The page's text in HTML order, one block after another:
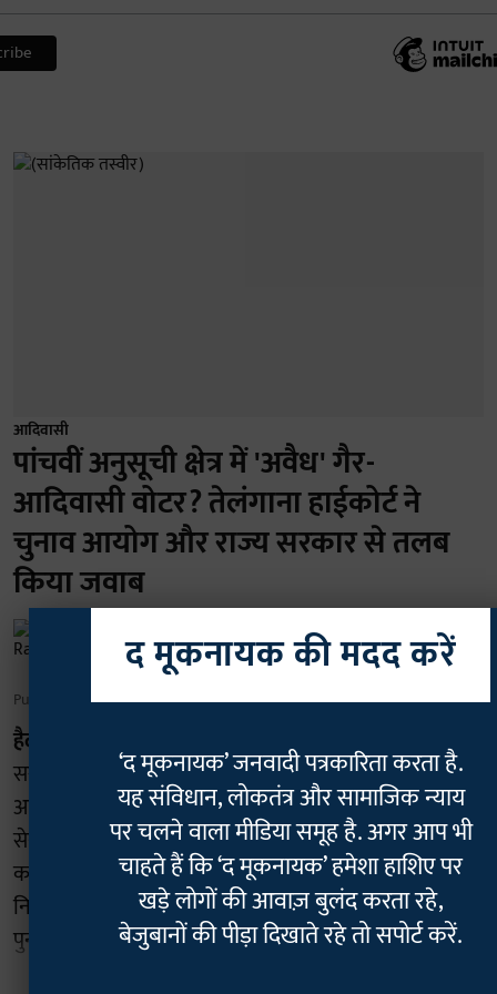
आदिवासी
पांचवीं अनुसूची क्षेत्र में 'अवैध' गैर-
आदिवासी वोटर? तेलंगाना हाईकोर्ट ने
चुनाव आयोग और राज्य सरकार से तलब
किया जवाब
Rajan Chaudhary
Published on:07 Aug 2026, 7:11 am
हैदराबाद:
तेलंगाना उच्च न्यायालय ने चुनाव आयोग और राज्य
सरकार को एक बेहद अहम निर्देश जारी किया है। कोर्ट ने
आदिवासी अधिकारों के लिए काम करने वाले संगठन 'आदिवासी
सेना' की एक जनहित याचिका पर दोनों से विस्तृत जवाब दाखिल
करने को कहा है। इस याचिका में चुनाव अधिकारियों को यह
निर्देश देने की मांग की गई है कि वर्तमान में चल रहे विशेष गहन
पुनरीक्षण (एसआईआर) अभियान के दौरान एजेंसी क्षेत् ...
द मूकनायक की मदद करें
‘द मूकनायक’ जनवादी पत्रकारिता करता है.
यह संविधान, लोकतंत्र और सामाजिक न्याय
पर चलने वाला मीडिया समूह है. अगर आप भी
चाहते हैं कि ‘द मूकनायक’ हमेशा हाशिए पर
खड़े लोगों की आवाज़ बुलंद करता रहे,
बेजुबानों की पीड़ा दिखाते रहे तो सपोर्ट करें.